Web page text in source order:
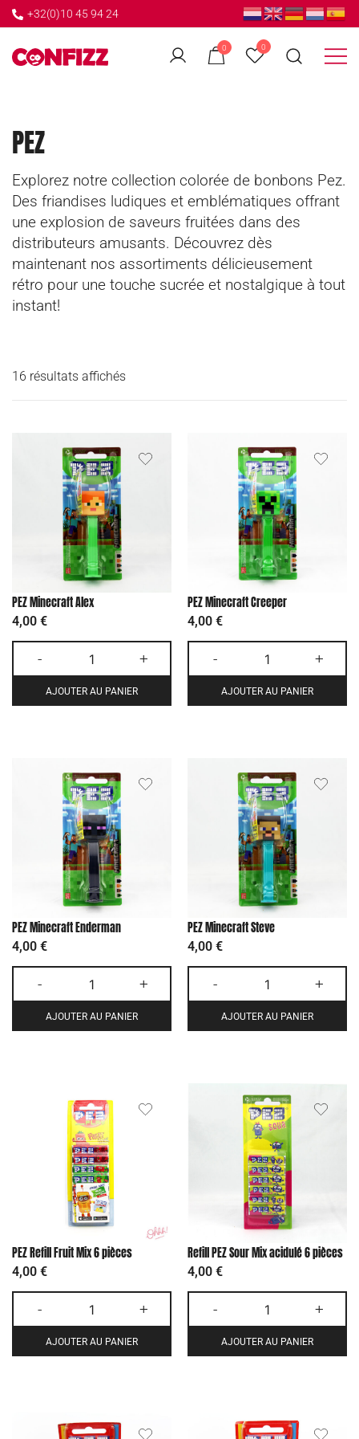
+32(0)10 45 94 24
0 0
PEZ
Explorez notre collection colorée de bonbons Pez.
Des friandises ludiques et emblématiques offrant
une explosion de saveurs fruitées dans des
distributeurs amusants. Découvrez dès
maintenant nos assortiments délicieusement
rétro pour une touche sucrée et nostalgique à tout
instant!
16 résultats affichés
PEZ Minecraft Alex
4,00 €
- +
AJOUTER AU PANIER
PEZ Minecraft Creeper
4,00 €
- +
AJOUTER AU PANIER
PEZ Minecraft Enderman
4,00 €
- +
AJOUTER AU PANIER
PEZ Minecraft Steve
4,00 €
- +
AJOUTER AU PANIER
PEZ Refill Fruit Mix 6 pièces
4,00 €
- +
AJOUTER AU PANIER
Refill PEZ Sour Mix acidulé 6 pièces
4,00 €
- +
AJOUTER AU PANIER